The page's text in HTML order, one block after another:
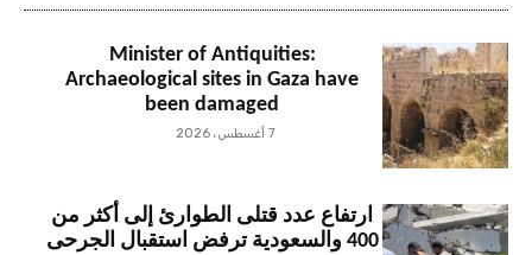
Minister of Antiquities:
Archaeological sites in Gaza have
been damaged
7 أغسطس، 2026
ارتفاع عدد قتلى الطوارئ إلى أكثر من
400 والسعودية ترفض استقبال الجرحى